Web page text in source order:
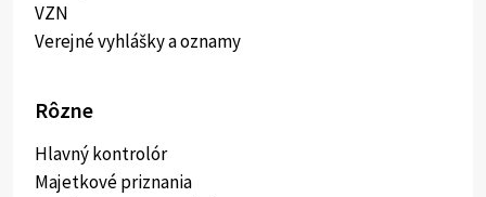
VZN
Verejné vyhlášky a oznamy
Rôzne
Hlavný kontrolór
Majetkové priznania